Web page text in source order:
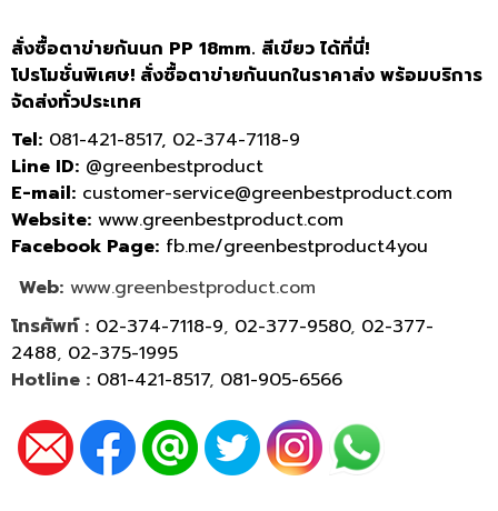
สั่งซื้อตาข่ายกันนก PP 18mm. สีเขียว ได้ที่นี่!
โปรโมชั่นพิเศษ! สั่งซื้อตาข่ายกันนกในราคาส่ง พร้อมบริการ
จัดส่งทั่วประเทศ
Tel: 081-421-8517, 02-374-7118-9
Line ID: @greenbestproduct
E-mail: customer-service@greenbestproduct.com
Website: www.greenbestproduct.com
Facebook Page: fb.me/greenbestproduct4you
Web: www.greenbestproduct.com
โทรศัพท์ : 02-374-7118-9, 02-377-9580, 02-377-
2488, 02-375-1995
Hotline : 081-421-8517, 081-905-6566